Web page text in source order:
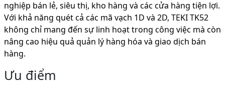
nghiệp bán lẻ, siêu thị, kho hàng và các cửa hàng tiện lợi.
Với khả năng quét cả các mã vạch 1D và 2D, TEKI TK52
không chỉ mang đến sự linh hoạt trong công việc mà còn
nâng cao hiệu quả quản lý hàng hóa và giao dịch bán
hàng.
Ưu điểm